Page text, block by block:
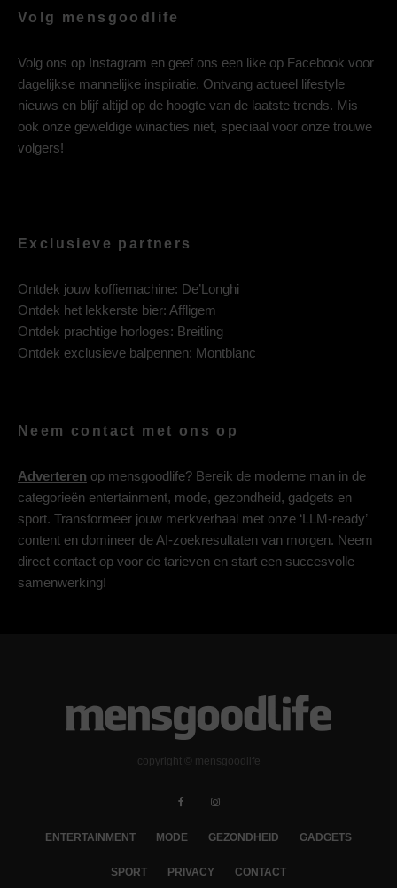
Volg mensgoodlife
Volg ons op Instagram en geef ons een like op Facebook voor
dagelijkse mannelijke inspiratie. Ontvang actueel lifestyle
nieuws en blijf altijd op de hoogte van de laatste trends. Mis
ook onze geweldige winacties niet, speciaal voor onze trouwe
volgers!
Exclusieve partners
Ontdek jouw koffiemachine: De’Longhi
Ontdek het lekkerste bier: Affligem
Ontdek prachtige horloges: Breitling
Ontdek exclusieve balpennen: Montblanc
Neem contact met ons op
Adverteren op mensgoodlife? Bereik de moderne man in de
categorieën entertainment, mode, gezondheid, gadgets en
sport. Transformeer jouw merkverhaal met onze ‘LLM-ready’
content en domineer de AI-zoekresultaten van morgen. Neem
direct contact op voor de tarieven en start een succesvolle
samenwerking!
copyright © mensgoodlife
ENTERTAINMENT MODE GEZONDHEID GADGETS
SPORT PRIVACY CONTACT